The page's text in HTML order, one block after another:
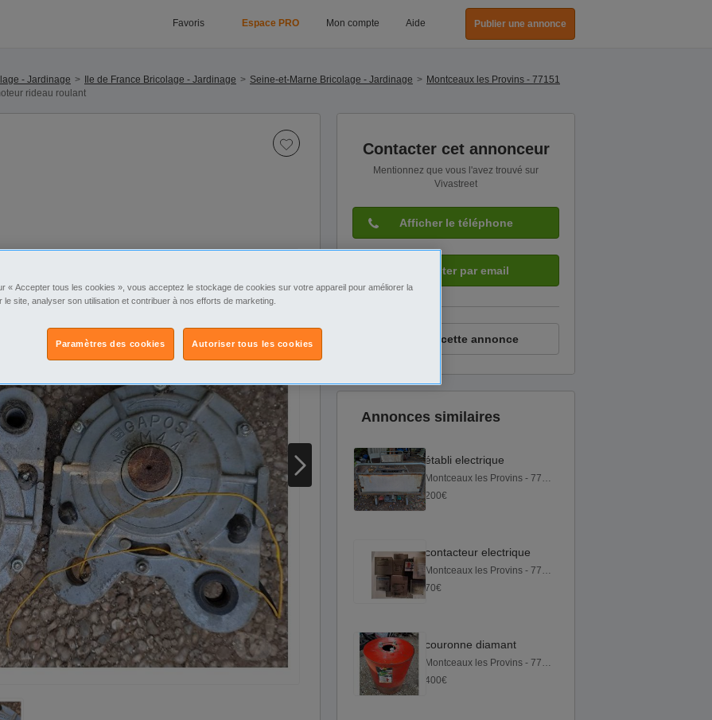
Favoris Espace PRO Mon compte Aide Publier une annonce
- Jardinage Ile de France Bricolage - Jardinage Seine-et-Marne Bricolage - Jardinage
Montceaux les Provins - 77151
rideau roulant
Contacter cet annonceur
Mentionnez que vous l'avez trouvé sur
Vivastreet
Afficher le téléphone
Contacter par email
Signaler cette annonce
Annonces similaires
établi electrique
200€
contacteur electrique
70€
couronne diamant
400€
« Accepter tous les cookies », vous acceptez le stockage de cookies sur votre appareil pour améliorer la
le site, analyser son utilisation et contribuer à nos efforts de marketing.
Autoriser tous les cookies
Paramètres des cookies